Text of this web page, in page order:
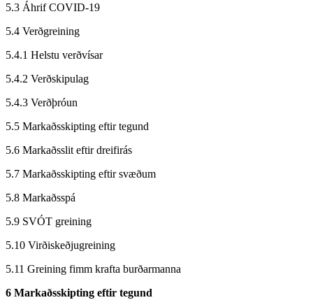
5.3 Áhrif COVID-19
5.4 Verðgreining
5.4.1 Helstu verðvísar
5.4.2 Verðskipulag
5.4.3 Verðþróun
5.5 Markaðsskipting eftir tegund
5.6 Markaðsslit eftir dreifirás
5.7 Markaðsskipting eftir svæðum
5.8 Markaðsspá
5.9 SVÓT greining
5.10 Virðiskeðjugreining
5.11 Greining fimm krafta burðarmanna
6 Markaðsskipting eftir tegund